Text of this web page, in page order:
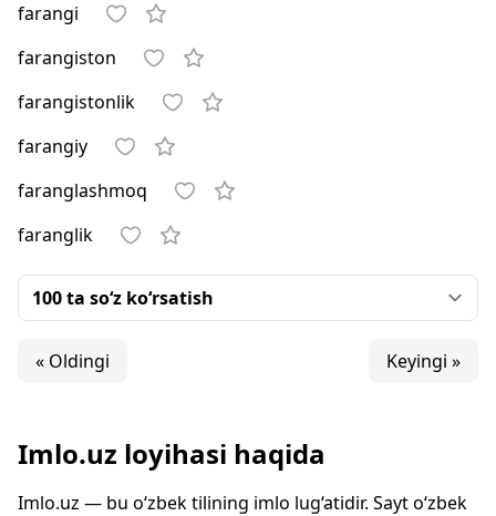
farangi
farangiston
farangistonlik
farangiy
faranglashmoq
faranglik
« Oldingi Keyingi »
Imlo.uz loyihasi haqida
Imlo.uz — bu o‘zbek tilining imlo lug‘atidir. Sayt o‘zbek